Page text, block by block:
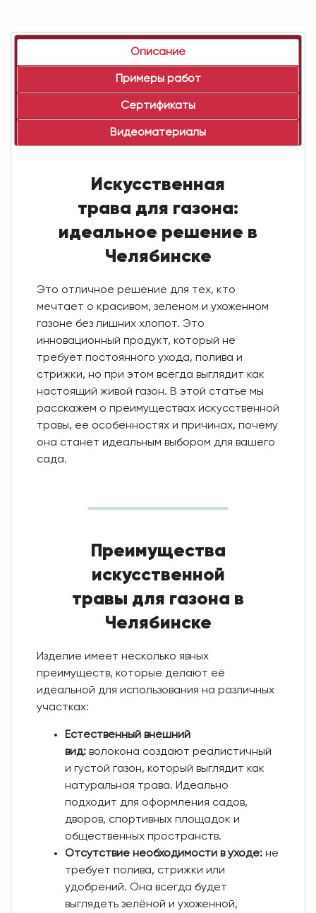
Описание
Примеры работ
Сертификаты
Видеоматериалы
Искусственная
трава для газона:
идеальное решение в
Челябинске
Это отличное решение для тех, кто
мечтает о красивом, зеленом и ухоженном
газоне без лишних хлопот. Это
инновационный продукт, который не
требует постоянного ухода, полива и
стрижки, но при этом всегда выглядит как
настоящий живой газон. В этой статье мы
расскажем о преимуществах искусственной
травы, ее особенностях и причинах, почему
она станет идеальным выбором для вашего
сада.
Преимущества
искусственной
травы для газона в
Челябинске
Изделие имеет несколько явных
преимуществ, которые делают её
идеальной для использования на различных
участках:
Естественный внешний
вид:волокона создают реалистичный
и густой газон, который выглядит как
натуральная трава. Идеально
подходит для оформления садов,
дворов, спортивных площадок и
общественных пространств.
Отсутствие необходимости в уходе:не
требует полива, стрижки или
удобрений. Она всегда будет
выглядеть зелёной и ухоженной,